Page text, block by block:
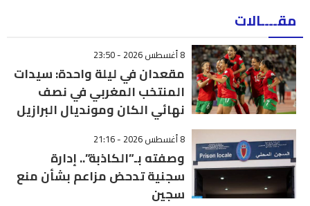
مقــــالات
8 أغسطس 2026 - 23:50
مقعدان في ليلة واحدة: سيدات
المنتخب المغربي في نصف
نهائي الكان ومونديال البرازيل
8 أغسطس 2026 - 21:16
وصفته بـ”الكاذبة”.. إدارة
سجنية تدحض مزاعم بشأن منع
سجين